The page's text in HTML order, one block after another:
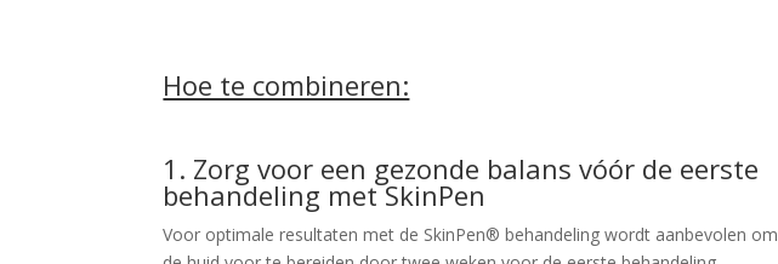
Hoe te combineren:
1. Zorg voor een gezonde balans vóór de eerste
behandeling met SkinPen
Voor optimale resultaten met de SkinPen® behandeling wordt aanbevolen om